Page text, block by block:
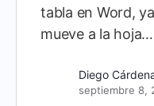
tabla en Word,
mueve a la hoja…
Diego
septiembre 8,